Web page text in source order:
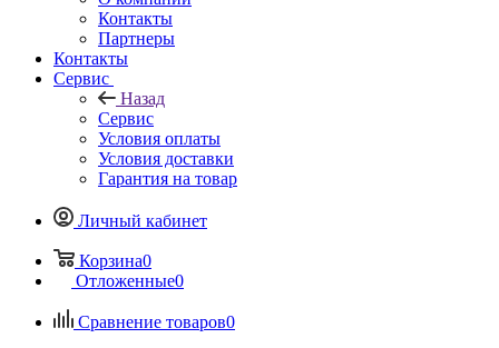
Контакты
Партнеры
Контакты
Сервис
Назад
Сервис
Условия оплаты
Условия доставки
Гарантия на товар
Личный кабинет
Корзина0
Отложенные0
Сравнение товаров0